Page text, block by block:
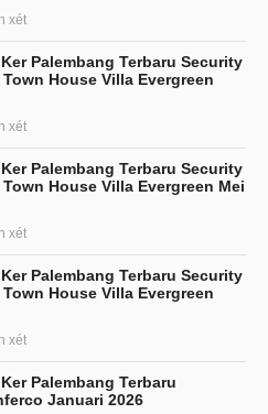
xét
Palembang Terbaru Security
House Villa Evergreen
xét
Palembang Terbaru Security
House Villa Evergreen Mei
xét
Palembang Terbaru Security
House Villa Evergreen
xét
Palembang Terbaru
Januari 2026